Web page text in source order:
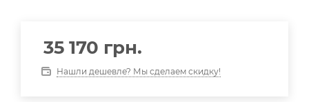
35 170 грн.
Нашли дешевле? Мы сделаем скидку!